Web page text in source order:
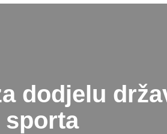
dodjelu
sporta